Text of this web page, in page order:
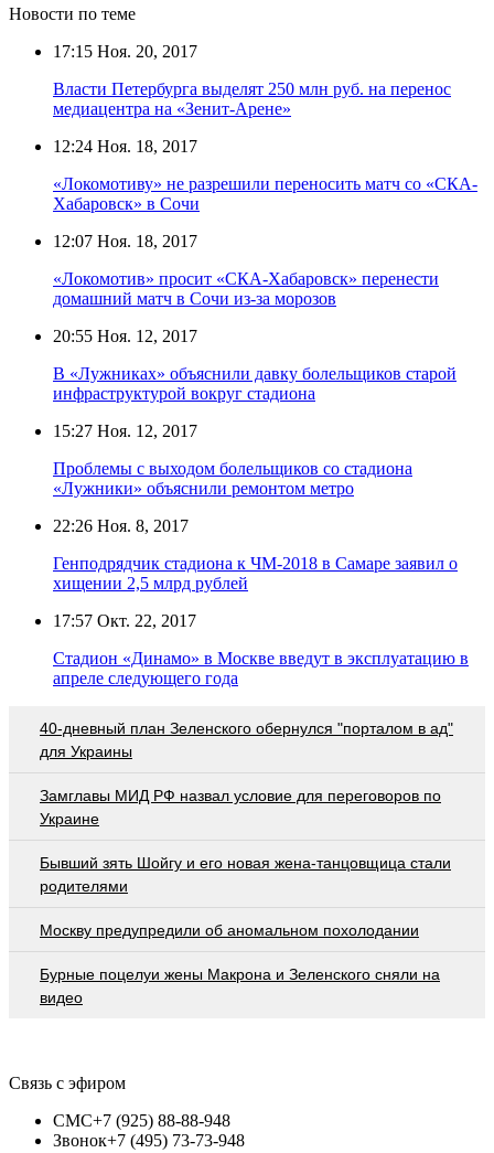
Новости по теме
17:15 Ноя. 20, 2017
Власти Петербурга выделят 250 млн руб. на перенос
медиацентра на «Зенит-Арене»
12:24 Ноя. 18, 2017
«Локомотиву» не разрешили переносить матч со «СКА-
Хабаровск» в Сочи
12:07 Ноя. 18, 2017
«Локомотив» просит «СКА-Хабаровск» перенести
домашний матч в Сочи из-за морозов
20:55 Ноя. 12, 2017
В «Лужниках» объяснили давку болельщиков старой
инфраструктурой вокруг стадиона
15:27 Ноя. 12, 2017
Проблемы с выходом болельщиков со стадиона
«Лужники» объяснили ремонтом метро
22:26 Ноя. 8, 2017
Генподрядчик стадиона к ЧМ-2018 в Самаре заявил о
хищении 2,5 млрд рублей
17:57 Окт. 22, 2017
Стадион «Динамо» в Москве введут в эксплуатацию в
апреле следующего года
40-дневный план Зеленского обернулся "порталом в ад"
для Украины
Замглавы МИД РФ назвал условие для переговоров по
Украине
Бывший зять Шойгу и его новая жена-танцовщица стали
родителями
Москву предупредили об аномальном похолодании
Бурные поцелуи жены Макрона и Зеленского сняли на
видео
Связь с эфиром
СМС+7 (925) 88-88-948
Звонок+7 (495) 73-73-948